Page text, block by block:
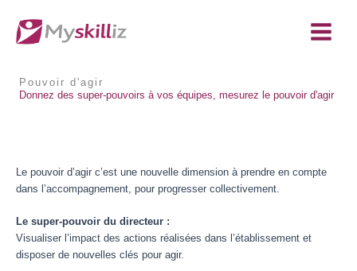
principal
contenu
Pouvoir d'agir
Donnez des super-pouvoirs à vos équipes, mesurez le pouvoir d'agir
Le pouvoir d’agir c’est une nouvelle dimension à prendre en compte
dans l’accompagnement, pour progresser collectivement.
Le super-pouvoir du directeur :
Visualiser l’impact des actions réalisées dans l’établissement et
disposer de nouvelles clés pour agir.